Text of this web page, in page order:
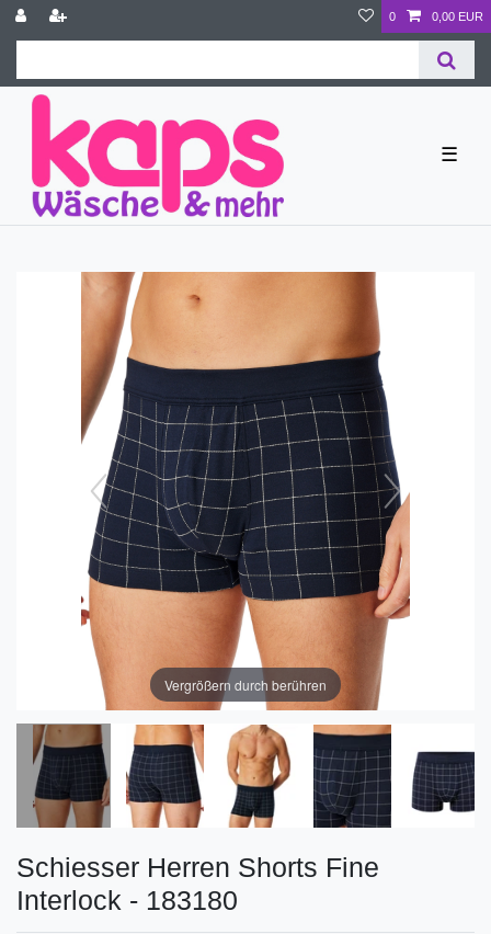
0 0,00 EUR
☰
Vergrößern durch berühren
Schiesser Herren Shorts Fine
Interlock - 183180